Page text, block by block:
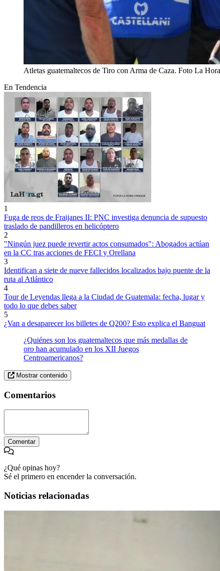
Atletas guatemaltecos de Tiro con Arma de Caza. Foto La
En Tendencia
1
Fuga de reos de Fraijanes II: PNC investiga denuncia de supuesto
traslado de pandilleros en helicóptero
2
"Ningún juez puede revertir actos consumados": Abogados actúan
en la CC tras acciones de FECI y Orellana
3
Identifican a siete de nueve fallecidos localizados bajo puente de la
ruta al Atlántico
4
Tour de Leyendas llega a la Ciudad de Guatemala: fecha, lugar y
todo lo que debes saber
5
¿Van a desaparecer los billetes de Q200? Esto explica el Banguat
¿Quiénes son los guatemaltecos que más medallas de
oro han acumulado en los XII Juegos
Centroamericanos?
Mostrar contenido
Comentarios
Comentar
¿Qué opinas hoy?
Sé el primero en encender la conversación.
Noticias relacionadas